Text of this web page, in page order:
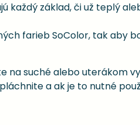
základ, či už teplý
farieb SoColor, tak aby
na suché alebo uterákom
a ak je to nutné